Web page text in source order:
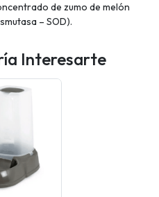
de zumo de melón
– SOD).
Interesarte